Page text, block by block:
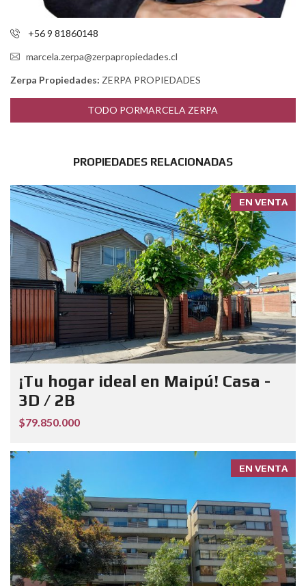
+56 9 81860148
marcela.zerpa@zerpapropiedades.cl
Zerpa Propiedades: ZERPA PROPIEDADES
TODO PORMARCELA ZERPA
PROPIEDADES RELACIONADAS
EN VENTA
¡Tu hogar ideal en Maipú! Casa -
3D / 2B
$79.850.000
EN VENTA